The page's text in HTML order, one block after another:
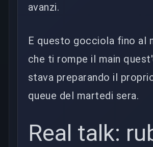
avanzi.
E questo gocciola fino al
che ti rompe il main
stava preparando il
queue del martedi sera.
Real talk: